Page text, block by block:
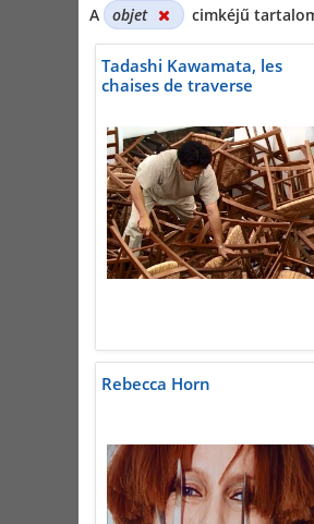
A objet cimkéjű
Tadashi Kawamata, les
chaises de traverse
Rebecca Horn